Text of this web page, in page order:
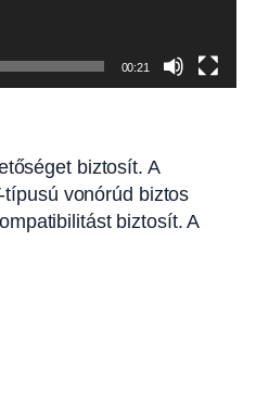
00:21
biztosít. A
vonórúd biztos
biztosít. A